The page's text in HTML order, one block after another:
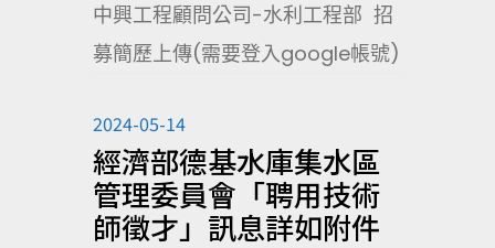
中興工程顧問公司-水利工程部 招
募簡歷上傳(需要登入google帳號)
2024-05-14
經濟部德基水庫集水區
管理委員會「聘用技術
師徵才」訊息詳如附件